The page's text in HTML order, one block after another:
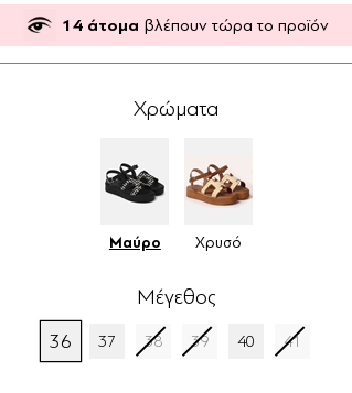
14 άτομα βλέπουν τώρα το προϊόν
Χρώματα
Μαύρο Χρυσό
Μέγεθος
36 37 38 39 40 41